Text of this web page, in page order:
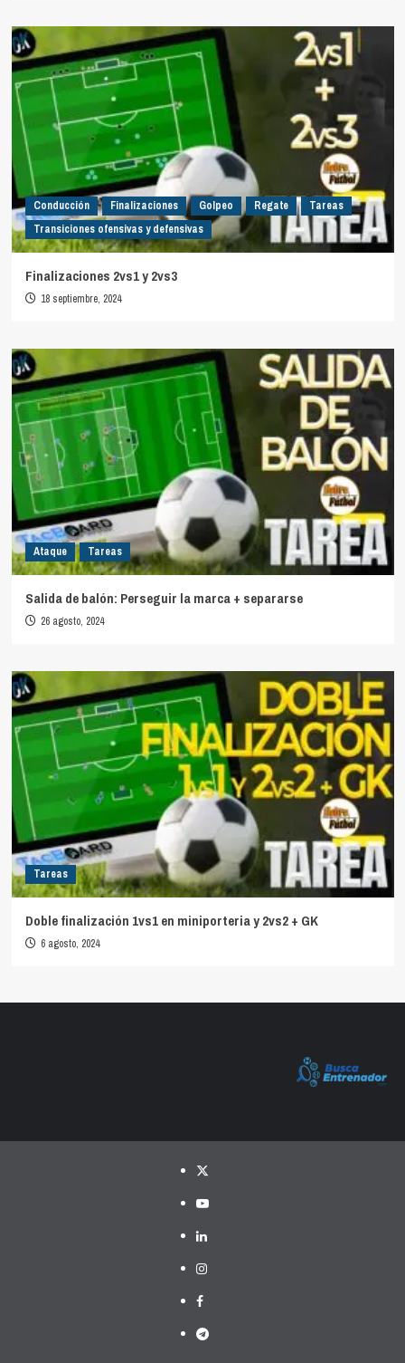
Conducción Finalizaciones Golpeo Regate
Tareas
Transiciones ofensivas y defensivas
Finalizaciones 2vs1 y 2vs3
18 septiembre, 2024
Ataque Tareas
Salida de balón: Perseguir la marca + separarse
26 agosto, 2024
Tareas
Doble finalización 1vs1 en miniporteria y 2vs2 + GK
6 agosto, 2024
Twitter
YouTube
LinkedIn
Instagram
Facebook
Telegram